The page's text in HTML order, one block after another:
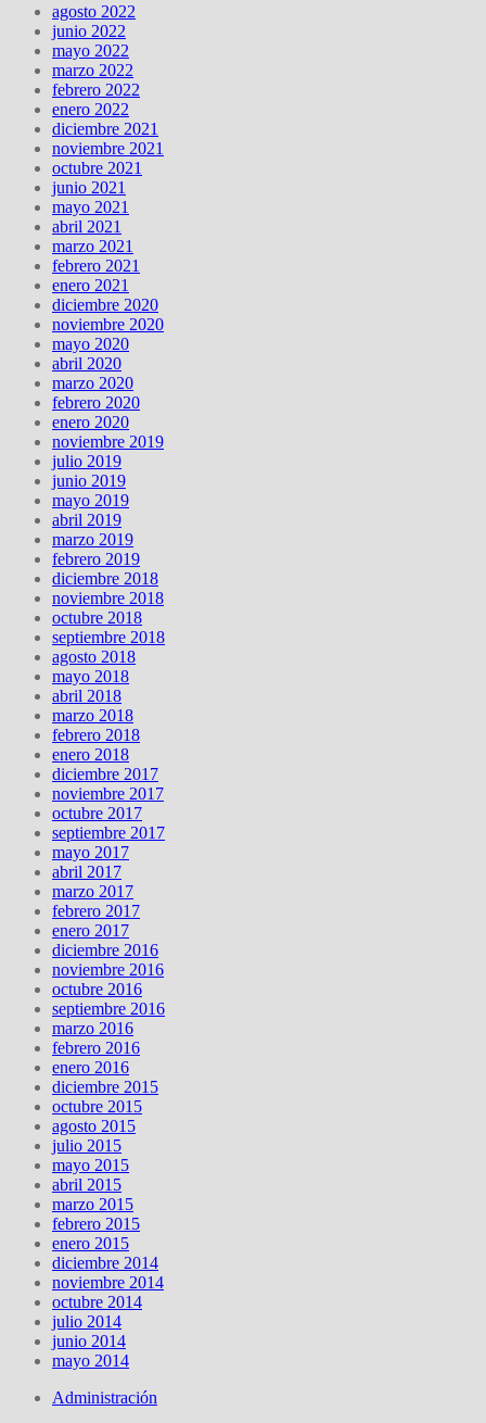
agosto 2022
junio 2022
mayo 2022
marzo 2022
febrero 2022
enero 2022
diciembre 2021
noviembre 2021
octubre 2021
junio 2021
mayo 2021
abril 2021
marzo 2021
febrero 2021
enero 2021
diciembre 2020
noviembre 2020
mayo 2020
abril 2020
marzo 2020
febrero 2020
enero 2020
noviembre 2019
julio 2019
junio 2019
mayo 2019
abril 2019
marzo 2019
febrero 2019
diciembre 2018
noviembre 2018
octubre 2018
septiembre 2018
agosto 2018
mayo 2018
abril 2018
marzo 2018
febrero 2018
enero 2018
diciembre 2017
noviembre 2017
octubre 2017
septiembre 2017
mayo 2017
abril 2017
marzo 2017
febrero 2017
enero 2017
diciembre 2016
noviembre 2016
octubre 2016
septiembre 2016
marzo 2016
febrero 2016
enero 2016
diciembre 2015
octubre 2015
agosto 2015
julio 2015
mayo 2015
abril 2015
marzo 2015
febrero 2015
enero 2015
diciembre 2014
noviembre 2014
octubre 2014
julio 2014
junio 2014
mayo 2014
Administración